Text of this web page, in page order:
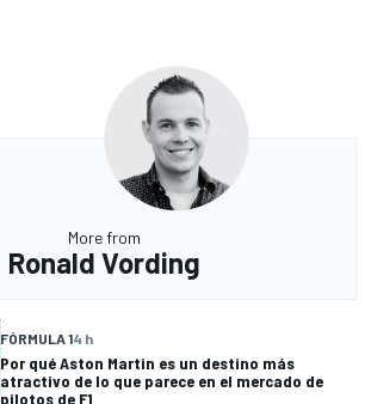
More from
Ronald Vording
FÓRMULA 14 h
Por qué Aston Martin es un destino más
atractivo de lo que parece en el mercado de
pilotos de F1